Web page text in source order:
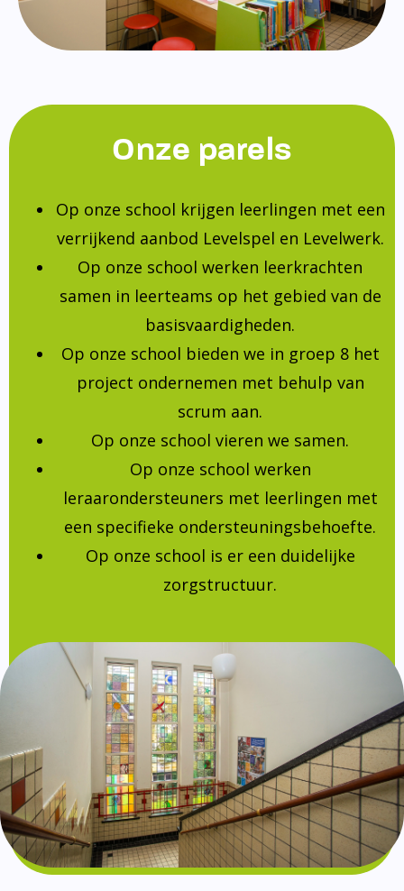
Onze parels
Op onze school krijgen leerlingen met een
verrijkend aanbod Levelspel en Levelwerk.
Op onze school werken leerkrachten
samen in leerteams op het gebied van de
basisvaardigheden.
Op onze school bieden we in groep 8 het
project ondernemen met behulp van
scrum aan.
Op onze school vieren we samen.
Op onze school werken
leraarondersteuners met leerlingen met
een specifieke ondersteuningsbehoefte.
Op onze school is er een duidelijke
zorgstructuur.